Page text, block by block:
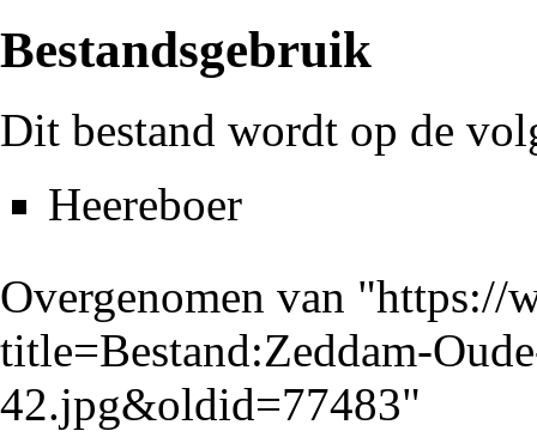
Bestandsgebruik
Dit bestand wordt op de
Heereboer
Overgenomen van "https://
title=Bestand:Zeddam-
42.jpg&oldid=77483"